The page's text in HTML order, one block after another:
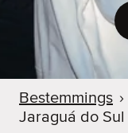
Bestemmings ›
Jaraguá do Sul